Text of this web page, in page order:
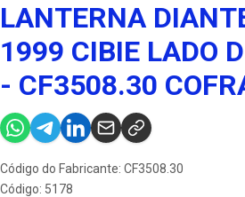
LANTERNA
1999 CIBIE LADO
- CF3508.30
Código do Fabricante: CF3508.30
Código: 5178